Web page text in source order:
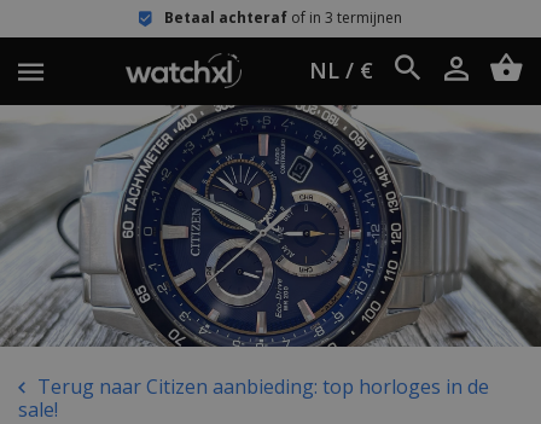
Betaal achteraf of in 3 termijnen
NL / €
Terug naar Citizen aanbieding: top horloges in de
sale!